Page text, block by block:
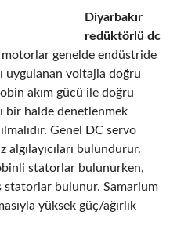
Diyarbakır
redüktörlü dc
genelde endüstride
uygulanan voltajla doğru
akım gücü ile doğru
bir halde denetlenmek
Genel DC servo
bulundurur.
statorlar bulunurken,
statorlar bulunur. Samarium
yüksek güç/ağırlık